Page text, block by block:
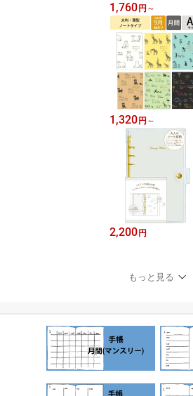
1,760 円 ～
1,320 円 ～
2,200 円
もっと見る